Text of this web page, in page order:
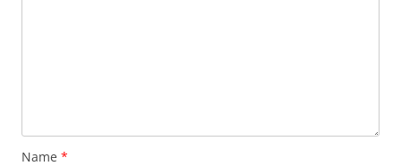
Name *